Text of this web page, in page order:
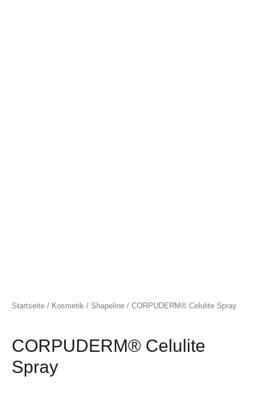
Startseite / Kosmetik / Shapeline / CORPUDERM® Celulite Spray
CORPUDERM® Celulite
Spray